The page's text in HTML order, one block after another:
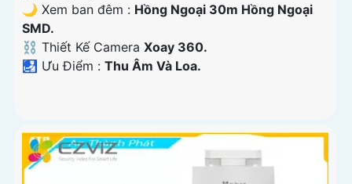
🌙 Xem ban đêm : Hồng Ngoại 30m Hồng Ngoại
SMD.
⛓ Thiết Kế Camera Xoay 360.
️🛃 Ưu Điểm : Thu Âm Và Loa.